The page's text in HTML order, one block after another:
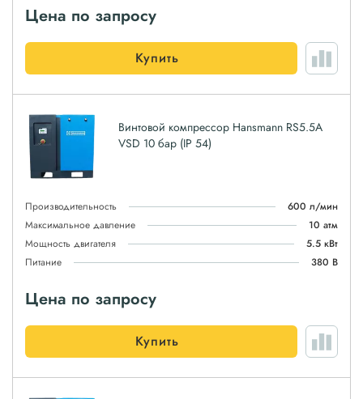
Цена по запросу
Купить
Винтовой компрессор Hansmann RS5.5A
VSD 10 бар (IP 54)
Производительность
600 л/мин
Максимальное давление
10 атм
Мощность двигателя
5.5 кВт
Питание
380 В
Цена по запросу
Купить